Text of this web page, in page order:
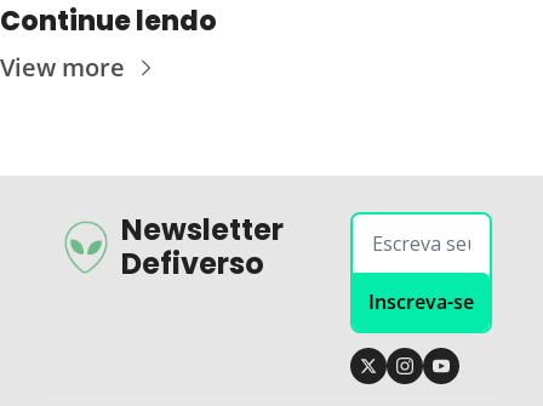
Continue lendo
View more
Newsletter
Defiverso
Inscreva-se